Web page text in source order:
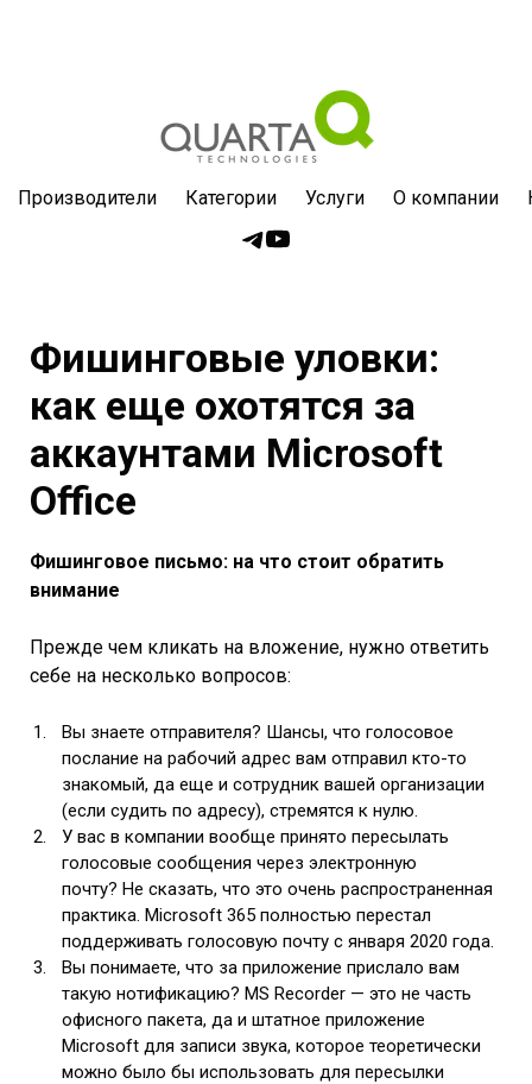
Производители Категории Услуги О компании
Фишинговые уловки:
как еще охотятся за
аккаунтами Microsoft
Office
Фишинговое письмо: на что стоит обратить
внимание
Прежде чем кликать на вложение, нужно ответить
себе на несколько вопросов:
Вы знаете отправителя? Шансы, что голосовое
послание на рабочий адрес вам отправил кто-то
знакомый, да еще и сотрудник вашей организации
(если судить по адресу), стремятся к нулю.
У вас в компании вообще принято пересылать
голосовые сообщения через электронную
почту? Не сказать, что это очень распространенная
практика. Microsoft 365 полностью перестал
поддерживать голосовую почту с января 2020 года.
Вы понимаете, что за приложение прислало вам
такую нотификацию? MS Recorder — это не часть
офисного пакета, да и штатное приложение
Microsoft для записи звука, которое теоретически
можно было бы использовать для пересылки